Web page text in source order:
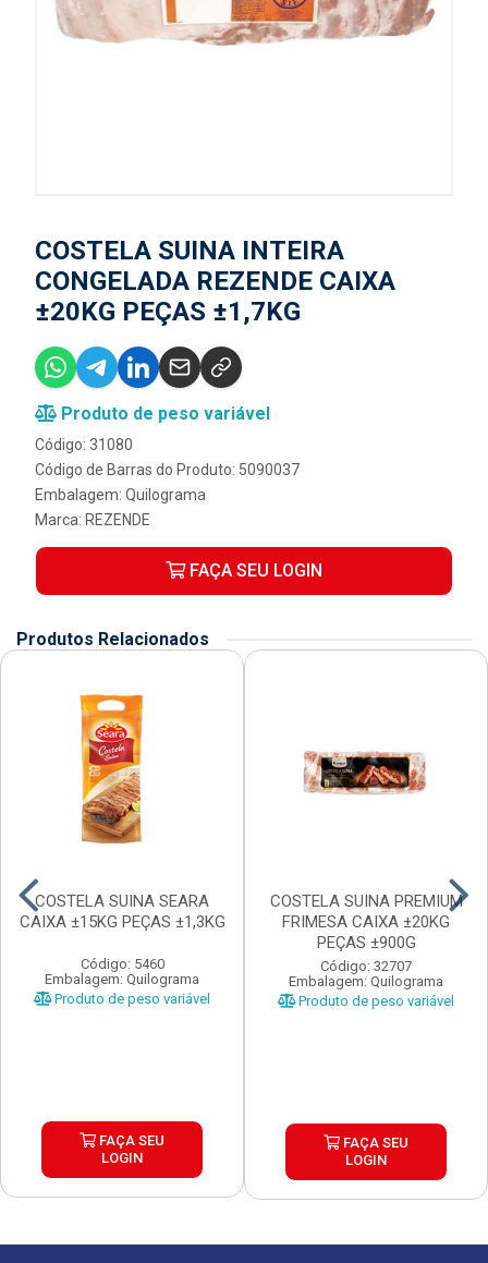
COSTELA SUINA INTEIRA
CONGELADA REZENDE CAIXA
±20KG PEÇAS ±1,7KG
Produto de peso variável
Código: 31080
Código de Barras do Produto: 5090037
Embalagem: Quilograma
Marca: REZENDE
FAÇA SEU LOGIN
Produtos Relacionados
COSTELA SUINA SEARA
CAIXA ±15KG PEÇAS ±1,3KG
Código: 5460
Embalagem: Quilograma
Produto de peso variável
FAÇA SEU
LOGIN
COSTELA SUINA PREMIUM
FRIMESA CAIXA ±20KG
PEÇAS ±900G
Código: 32707
Embalagem: Quilograma
Produto de peso variável
FAÇA SEU
LOGIN